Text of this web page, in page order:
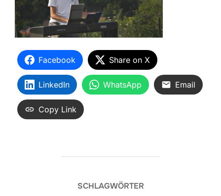
Facebook Share on X
LinkedIn WhatsApp Email
Copy Link
SCHLAGWÖRTER